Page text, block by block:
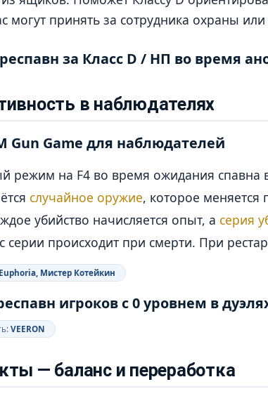
могут принять за сотрудника охраны
за Класс D / НП во время
в наблюдателях
Gun Game для наблюдателей
режим на F4 во время ожидания спавна
случайное оружие, которое меняется
убийство начисляется опыт, а серия
серии происходит при смерти. При
Euphoria, Мистер Котейкин
игроков с 0 уровнем в
VEERON
— баланс и переработка